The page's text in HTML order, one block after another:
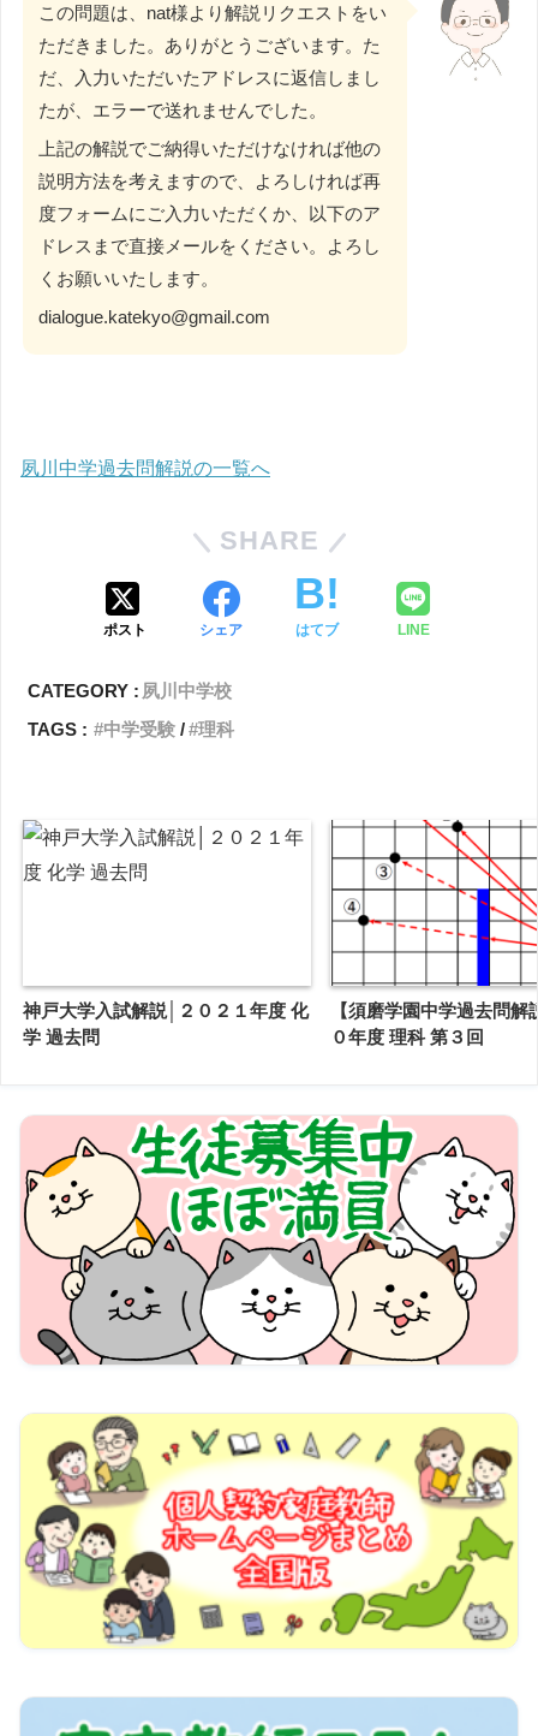
この問題は、nat様より解説リクエストをい
ただきました。ありがとうございます。た
だ、入力いただいたアドレスに返信しまし
たが、エラーで送れませんでした。
上記の解説でご納得いただけなければ他の
説明方法を考えますので、よろしければ再
度フォームにご入力いただくか、以下のア
ドレスまで直接メールをください。よろし
くお願いいたします。
dialogue.katekyo@gmail.com
夙川中学過去問解説の一覧へ
SHARE
ポスト シェア はてブ LINE
CATEGORY : 夙川中学校
TAGS :
中学受験 理科
神戸大学入試解説│２０２１年度 化
学 過去問
【須磨学園中学過去問解
０年度 理科 第３回